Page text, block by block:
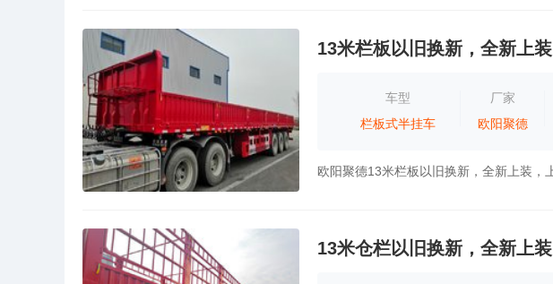
13米栏板以旧换新，全新上装
车型
栏板式半挂车
厂家
欧阳聚德
13米仓栏以旧换新，全新上装